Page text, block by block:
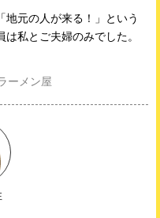
元の人が来る！」という
私とご夫婦のみでした。
ーメン屋